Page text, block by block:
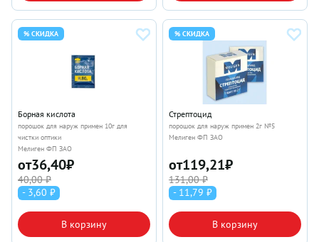
% СКИДКА
Борная кислота
порошок для наруж примен 10г для
чистки оптики
Мелиген ФП ЗАО
от36,40₽
40,00 ₽
- 3,60 ₽
В корзину
% СКИДКА
Стрептоцид
порошок для наруж примен 2г №5
Мелиген ФП ЗАО
от119,21₽
131,00 ₽
- 11,79 ₽
В корзину